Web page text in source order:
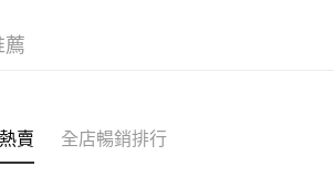
薦
賣 全店暢銷排行